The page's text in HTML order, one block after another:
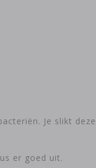
Je slikt
er goed uit.